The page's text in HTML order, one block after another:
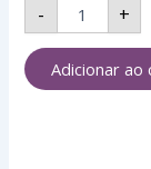
- +
Adicionar ao